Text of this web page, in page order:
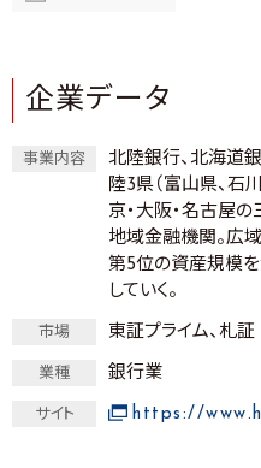
企業データ
事業内容
北陸銀行、北海道
陸3県（富山県、石
京・大阪・名古屋
地域金融機関。広
第5位の資産規模
していく。
市場 東証プライム、札証
業種 銀行業
サイト https://